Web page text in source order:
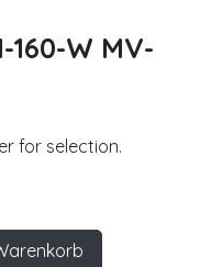
W MV-
for selection.